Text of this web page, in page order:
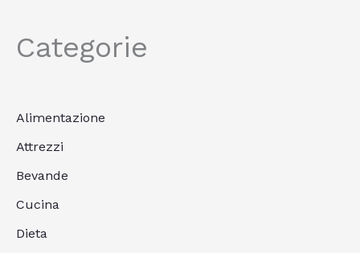
Categorie
Alimentazione
Attrezzi
Bevande
Cucina
Dieta